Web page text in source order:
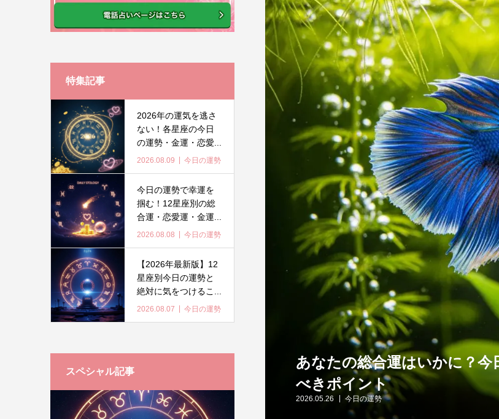
あなたの総合運はいかに？
べきポイント
2026.05.26 今日の運勢
特集記事
2026年の運気を逃さ
ない！各星座の今日
の運勢・金運・恋愛...
2026.08.09 今日の運勢
今日の運勢で幸運を
掴む！12星座別の総
合運・恋愛運・金運...
2026.08.08 今日の運勢
【2026年最新版】12
星座別今日の運勢と
絶対に気をつけるこ...
2026.08.07 今日の運勢
スペシャル記事